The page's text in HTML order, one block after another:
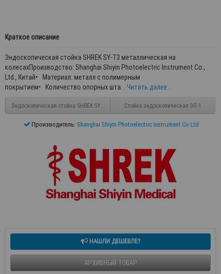
Краткое описание
Эндоскопическая стойка SHREK SY-T3 металлическая на
колесахПроизводство: Shanghai Shiyin Photoelectric Instrument Co.,
Ltd., Китай• Материал: металл с полимерным
покрытием• Количество опорных шта... Читать далее...
Эндоскопическая стойка SHREK SY-T2 Стойка эндоскопическая ЭП-1
Производитель: Shanghai Shiyin Photoelectric Instrument Co Ltd
НАШЛИ ДЕШЕВЛЕ?
АРХИВНЫЙ ТОВАР